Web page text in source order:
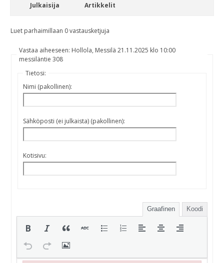
Julkaisija Artikkelit
Luet parhaimillaan 0 vastausketjuja
Vastaa aiheeseen: Hollola, Messilä 21.11.2025 klo 10:00
messiläntie 308
Tietosi:
Nimi (pakollinen):
Sähköposti (ei julkaista) (pakollinen):
Kotisivu:
Graafinen Koodi